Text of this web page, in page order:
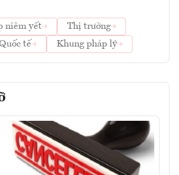
niêm yết
Thị trường
tế Khung pháp lý